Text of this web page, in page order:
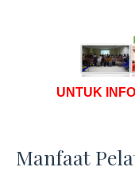
UNTUK
Manfaat